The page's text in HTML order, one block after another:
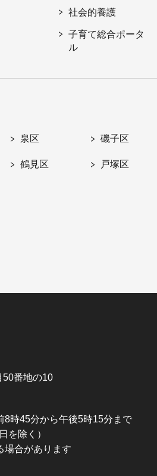
社会的養護
子育て総合ポータ
ル
泉区 磯子区
鶴見区 戸塚区
50番地の10
8時45分から午後5時15分まで
を除く）
場合があります